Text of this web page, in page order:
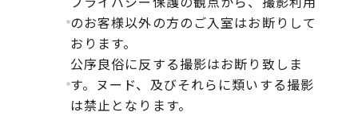
のお客様以外の方のご入室はお断りして
おります。
公序良俗に反する撮影はお断り致しま
す。ヌード、及びそれらに類いする撮影
は禁止となります。